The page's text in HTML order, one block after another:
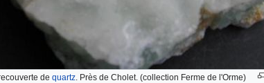
dequartz. Près de Cholet. (collection Ferme de l'Orme)